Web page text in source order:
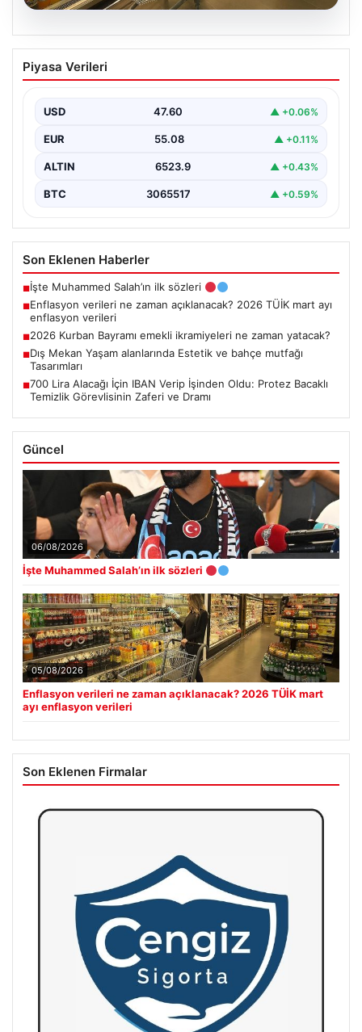
05.08.2026
Enflasyon verileri ne zaman
açıklanacak? 2026 TÜİK mart ayı
Piyasa Verileri
USD 47.60 ▲ +0.06%
EUR 55.08 ▲ +0.11%
ALTIN 6523.9 ▲ +0.43%
BTC 3065517 ▲ +0.59%
Son Eklenen Haberler
■İşte Muhammed Salah’ın ilk sözleri
■Enflasyon verileri ne zaman açıklanacak? 2026 TÜİK mart ayı
enflasyon verileri
■2026 Kurban Bayramı emekli ikramiyeleri ne zaman yatacak?
■Dış Mekan Yaşam alanlarında Estetik ve bahçe mutfağı
Tasarımları
■700 Lira Alacağı İçin IBAN Verip İşinden Oldu: Protez Bacaklı
Temizlik Görevlisinin Zaferi ve Dramı
Güncel
06/08/2026
İşte Muhammed Salah’ın ilk sözleri
05/08/2026
Enflasyon verileri ne zaman açıklanacak? 2026 TÜİK mart
ayı enflasyon verileri
Son Eklenen Firmalar